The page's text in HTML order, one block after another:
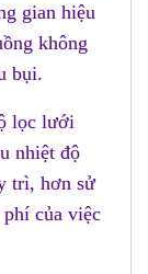
gian hiệu
không
bụi.
lọc lưới
nhiệt độ
trì, hơn sử
của việc